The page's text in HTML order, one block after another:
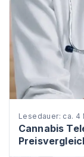
Lesedauer: ca. 4
Cannabis